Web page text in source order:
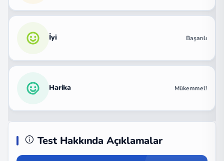
İyi Başarılı
Harika Mükemmel!
Test Hakkında Açıklamalar